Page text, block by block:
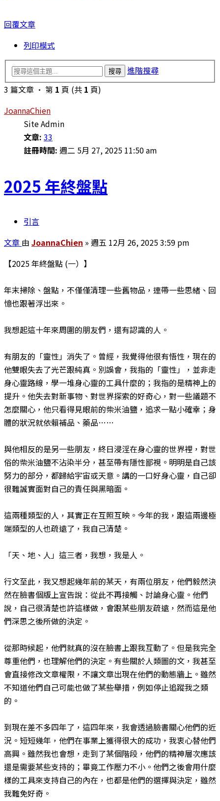
回覆文章
列印模式
搜尋
進階搜尋
3 篇文章 • 第 1 頁 (共 1 頁)
JoannaChien
Site Admin
文章: 33
註冊時間: 週二 5月 27, 2025 11:50 am
2025 年終盤點
引言
文章 由 JoannaChien » 週五 12月 26, 2025 3:59 pm
【2025 年終盤點 (一）】
年末掃除、盤點，不僅僅清理一些舊物品，連帶一些思緒、回
憶也跟著浮出來。
我想起這十年來周圍的朋友們，還有認識的人。
有朋友的「靈性」消失了。曾經，我覺得他很有悟性，現在的
他雙眼失去了光芒跟純真。別誤會，我指的「靈性」，並非走
身心靈路線，學一堆身心靈的工具什麼的；我指的是精神上的
提升。他失去對新事物、對世界探索的好奇心，對一些議題不
怎麼關心，他只看得見眼前的柴米油鹽，追求一點小確幸；身
體的狀況就依賴補品、藥品……
與他相反的是另一些朋友，終日浸淫在身心靈的世界裡，對世
俗的柴米油鹽不沾染半分，甚至帶有隱性鄙視。明明是自己該
努力的部分，都歸給宇宙或天意。講的一口好身心靈，自己卻
很難誠實面對自己的責任與黑暗面。
這兩種類型的人，其實正在互照互映。今年的我，跟這兩邊極
端類型的人也疏遠了，我自己清楚。
「天、地、人」這三者，我想，我是人。
行文至此，我又想起幾年前的某天，有兩位朋友，他們毅然決
然在臉書個版上宣告說：從此不再接觸、討論身心靈。他們
說，自己很清楚也許這樣做，會跟某些朋友疏遠，然而這是他
們深思之後所做的決定。
從那時候起，他們就真的沒在臉書上跟我互動了。但是我完全
尊重他們，也理解他們的決定。有些關於人類圖的文，我甚至
會直接修改文章權限，不讓文章出現在他們的動態牆上。雖然
不知道他們自己可能也做了某些舉措，例如停止追蹤我之類
的。
到現在差不多四年了，這四年來，我會透過臉書關心他們的近
況。短短幾年，他們在事業上獲得很大的成功，我衷心替他們
高興。雖然我也會想，走到了某個階段，他們的精神層次應該
還是需要某些支持的；畢竟工作壓力不小。他們之後會用什麼
樣的工具來支持自己的內在，也都是他們的選擇與決定，雖然
我難免好奇。